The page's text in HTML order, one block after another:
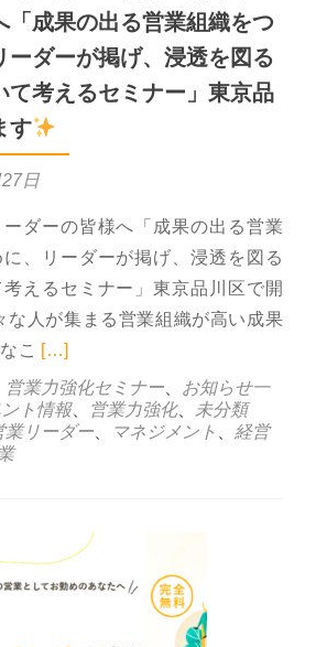
「成果の出る営業組織をつ
ーダーが掲げ、浸透を図る
て考えるセミナー」東京品
す
日
ーダーの皆様へ「成果の出る営業
、リーダーが掲げ、浸透を図る
えるセミナー」東京品川区で開
な人が集まる営業組織が高い成果
こ Read more about 10月17日(木
[…]
営業力強化セミナー
お知らせ一
ト情報、 営業力強化、
未分類
業リーダー マネジメント
経営